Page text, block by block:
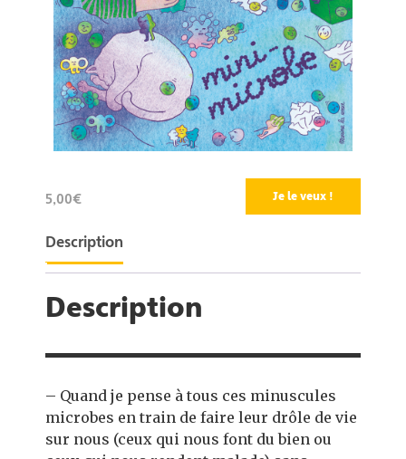
5,00€ Je le veux !
Description
Description
– Quand je pense à tous ces minuscules
microbes en train de faire leur drôle de vie
sur nous (ceux qui nous font du bien ou